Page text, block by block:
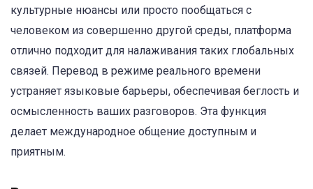
культурные нюансы или просто пообщаться с
человеком из совершенно другой среды, платформа
отлично подходит для налаживания таких глобальных
связей. Перевод в режиме реального времени
устраняет языковые барьеры, обеспечивая беглость и
осмысленность ваших разговоров. Эта функция
делает международное общение доступным и
приятным.